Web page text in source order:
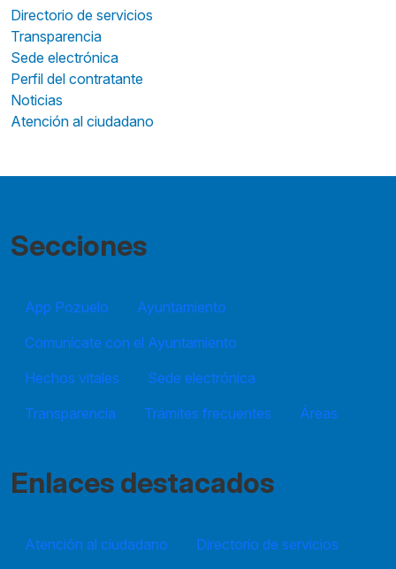
Directorio de servicios
Transparencia
Sede electrónica
Perfil del contratante
Noticias
Atención al ciudadano
Secciones
App Pozuelo
Ayuntamiento
Comunícate con el Ayuntamiento
Hechos vitales
Sede electrónica
Transparencia
Trámites frecuentes Áreas
Enlaces destacados
Atención al ciudadano
Directorio de servicios